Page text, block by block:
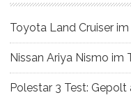
Toyota Land Cruiser
Nissan Ariya Nismo im
Polestar 3 Test: Gepolt